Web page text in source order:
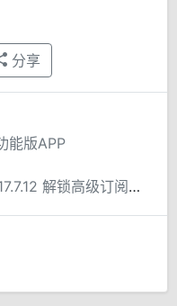
分享
能版APP
Adobe Photoshop Express_v17.7.12 解锁高级订阅功能版APP